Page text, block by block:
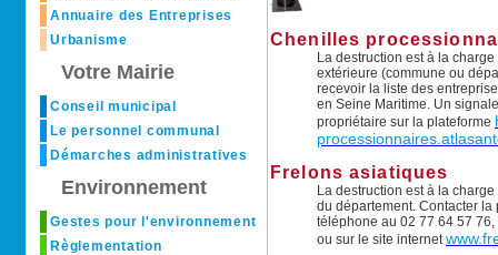
Annuaire des Entreprises
Urbanisme
Votre Mairie
Conseil municipal
Le personnel communal
Démarches administratives
Environnement
Gestes pour l'environnement
Règlementation
Chenilles
La destruction est à la
extérieure (commune ou
recevoir la liste des
en Seine Maritime. Un
propriétaire sur la plateforme
Frelons asiatiques
La destruction est à la
du département. Contacter
téléphone au 02 77 64 57
ou sur le site internet